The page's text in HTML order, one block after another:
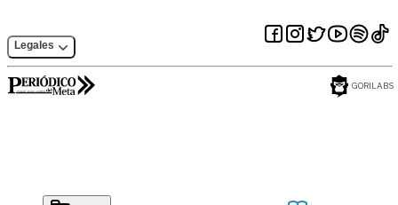
Legales
GORILABS